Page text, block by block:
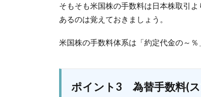
そもそも米国株の手数料は日本株取引
あるのは覚えておきましょう。
米国株の手数料体系は「約定代金の～％
ポイント3 為替手数料(